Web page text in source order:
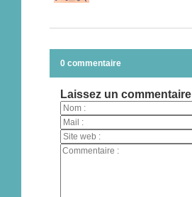
0 commentaire
Laissez un commentaire